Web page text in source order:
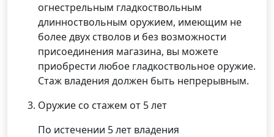
огнестрельным гладкоствольным
длинноствольным оружием, имеющим не
более двух стволов и без возможности
присоединения магазина, вы можете
приобрести любое гладкоствольное оружие.
Стаж владения должен быть непрерывным.
Оружие со стажем от 5 лет
По истечении 5 лет владения